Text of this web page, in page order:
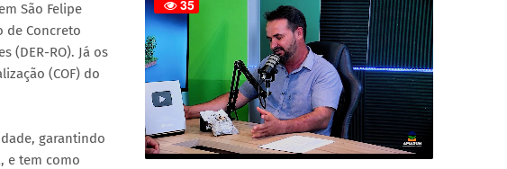
São Felipe
de Concreto
(DER-RO). Já os
(COF) do
garantindo
e tem como